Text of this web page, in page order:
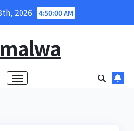
2026 4:50:00 AM